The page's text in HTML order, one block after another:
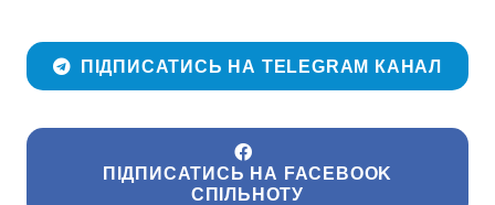
ПІДПИСАТИСЬ НА TELEGRAM КАНАЛ
ПІДПИСАТИСЬ НА FACEBOOK
СПІЛЬНОТУ